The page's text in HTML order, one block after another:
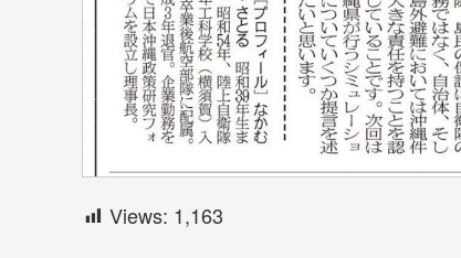
Views: 1,163